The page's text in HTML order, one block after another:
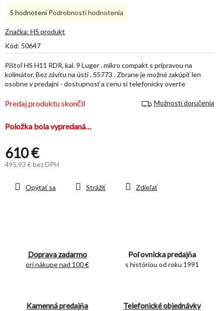
Kód: 50647
610 €
495,93 € bez DPH
Predaj produktu skončil Možnosti doručenia
Položka bola vypredaná…
Pištoľ HS H11 RDR, kal. 9 Luger . mikro compakt s prípravou na
kolimátor. Bez závitu na ústí . 55773 . Zbrane je možné zakúpiť len
osobne v predajni - dostupnosť a cenu si telefonicky overte
Opýtať sa Strážiť Zdieľať
Priemerné
produktu
5,0
5
hviezdičiek.
5 hodnotení Podrobnosti hodnotenia
Značka: HS produkt
Doprava zadarmo
pri nákupe nad 100 €
Poľovnícka predajňa
s históriou od roku 1991
Kamenná predajňa Telefonické objednávky